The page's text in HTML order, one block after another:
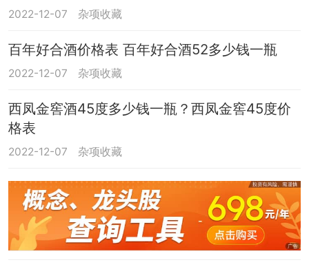
2022-12-07 杂项收藏
百年好合酒价格表 百年好合酒52多少钱一瓶
2022-12-07 杂项收藏
西凤金窖酒45度多少钱一瓶？西凤金窖45度价
格表
2022-12-07 杂项收藏